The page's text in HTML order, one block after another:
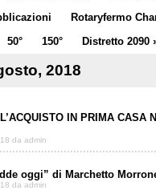
Rotaryfermo
50° 150° Distretto 2090
2018
IN PRIMA CASA
da admin
oggi” di Marchetto
da admin